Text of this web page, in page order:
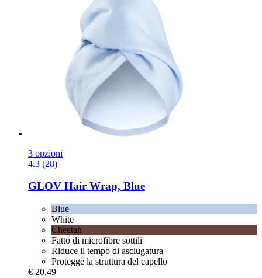
3 opzioni
4.3 (28)
GLOV Hair Wrap, Blue
Blue
White
Cheetah
Fatto di microfibre sottili
Riduce il tempo di asciugatura
Protegge la struttura del capello
€ 20,49